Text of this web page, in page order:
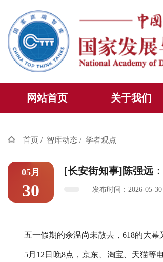
网站首页 关于我们
首页 / 智库动态 / 学者观点
05月
30
[长安街知事]陈强远
发布时间：2026-05-30
五一假期的余温尚未散去，618的大幕
5月12日晚8点，京东、淘宝、天猫等